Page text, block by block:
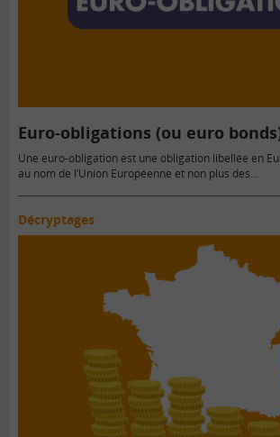
Euro-obligations (ou euro
Une euro-obligation est une obligation libellée en
au nom de l’Union Européenne et non plus des…
Décryptages